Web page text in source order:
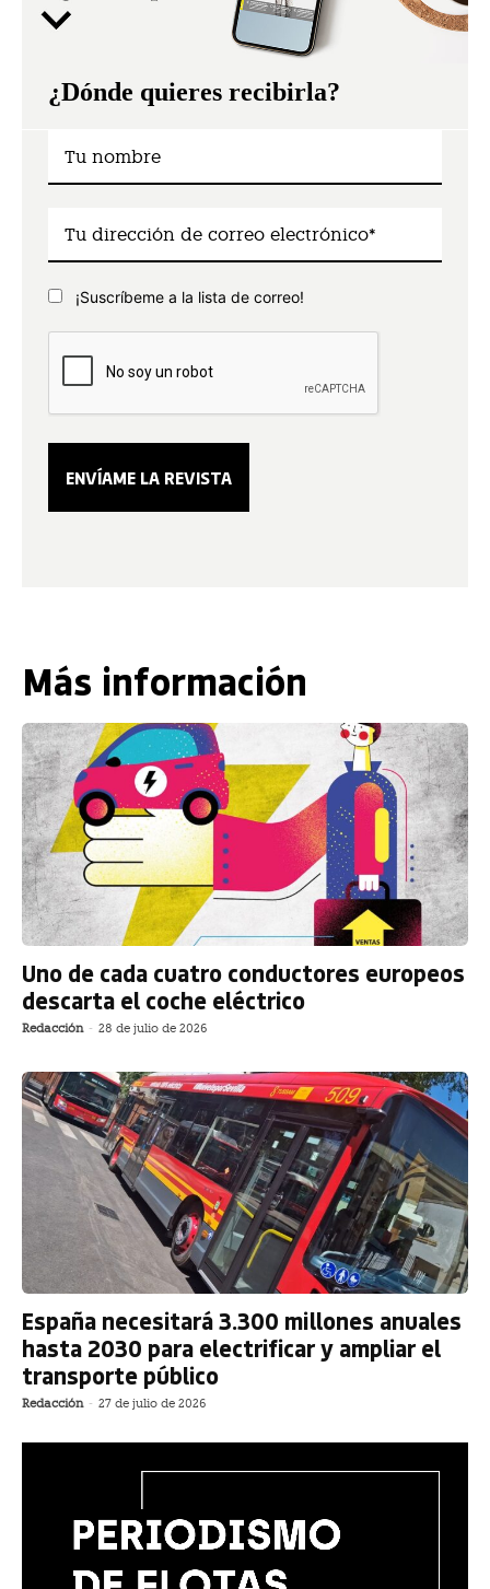
¿Dónde quieres recibirla?
¡Suscríbeme a la lista de correo!
Más información
Uno de cada cuatro conductores europeos
descarta el coche eléctrico
Redacción - 28 de julio de 2026
España necesitará 3.300 millones anuales
hasta 2030 para electrificar y ampliar el
transporte público
Redacción - 27 de julio de 2026